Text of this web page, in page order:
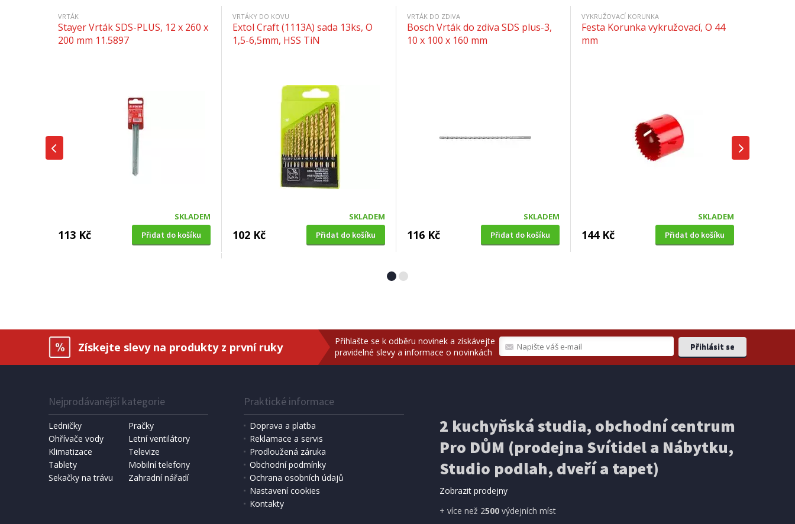
VRTÁK
Stayer Vrták SDS-PLUS, 12 x 260 x
200 mm 11.5897
SKLADEM
113 Kč Přidat do košíku
VRTÁKY DO KOVU
Extol Craft (1113A) sada 13ks, O
1,5-6,5mm, HSS TiN
SKLADEM
102 Kč Přidat do košíku
VRTÁK DO ZDIVA
Bosch Vrták do zdiva SDS plus-3,
10 x 100 x 160 mm
SKLADEM
116 Kč Přidat do košíku
VYKRUŽOVACÍ KORUNKA
Festa Korunka vykružovací, O 44
mm
SKLADEM
144 Kč Přidat do košíku
SKLADEM
123 Kč Přidat do košíku
Získejte slevy na produkty z první ruky
Přihlašte se k odběru novinek a získávejte
pravidelné slevy a informace o novinkách
Nejprodávanější kategorie
Ledničky
Pračky
Ohřívače vody
Letní ventilátory
Klimatizace
Televize
Tablety
Mobilní telefony
Sekačky na trávu
Zahradní nářadí
Praktické informace
Doprava a platba
Reklamace a servis
Prodloužená záruka
Obchodní podmínky
Ochrana osobních údajů
Nastavení cookies
Kontakty
2 kuchyňská studia, obchodní centrum
Pro DŮM (prodejna Svítidel a Nábytku,
Studio podlah, dveří a tapet)
Zobrazit prodejny
+ více než 2500výdejních míst